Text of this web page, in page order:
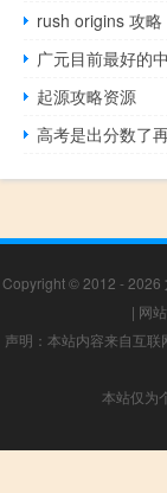
rush origins 攻略
广元目前最好的
起源攻略资源
高考是出分数了
Copyright © 2012 - 2026
| 网
声明：本站内容来自互
本站仅为